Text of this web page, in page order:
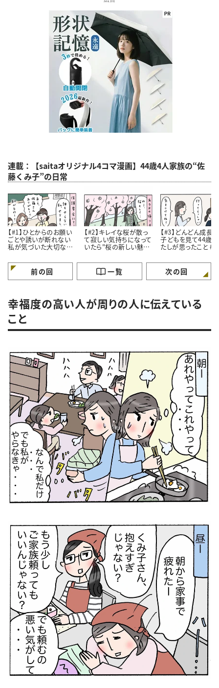
連載：【saitaオリジナル4コマ漫画】44歳4人家族の“佐
藤くみ子”の日常
【#1】ひとからのお願い
ごとや誘いが断れない
私が気づいた大切なこ
【#2】キレイな桜が散っ
て寂しい気持ちになって
いたら"桜の新しい魅
#4コマ漫画
【#3】どんどん成長
子どもを見て44歳
たしが思ったこと #4コ
前の回 一覧 次の回
幸福度の高い人が周りの人に伝えている
こと